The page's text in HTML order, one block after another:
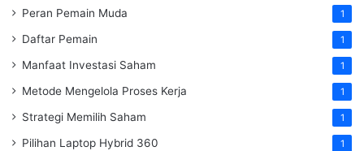
Peran Pemain Muda 1
Daftar Pemain 1
Manfaat Investasi Saham 1
Metode Mengelola Proses Kerja 1
Strategi Memilih Saham 1
Pilihan Laptop Hybrid 360 1